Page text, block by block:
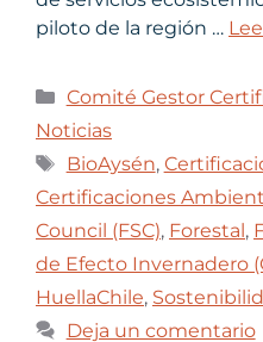
piloto de la región …
Comité Gestor
Noticias
BioAysén,
Certificaciones
Council (FSC), Forestal ,
de Efecto Invernadero
HuellaChile,
Deja un comentario